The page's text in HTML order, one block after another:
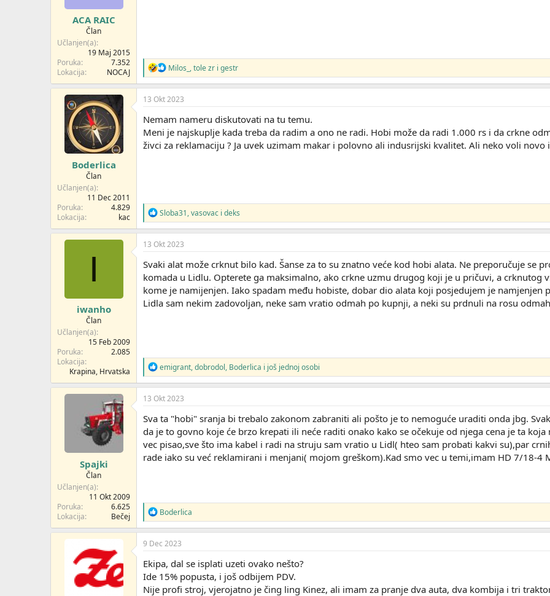
ACA RAIC
Član
Učlanjen(a)
19 Maj 2015
Poruka
7.352
Lokacija
NOCAJ
R
e
a
g
v
a
n
j
Milos_ ,tole zr i gestr
Boderlica
Član
Učlanjen(a)
11 Dec 2011
Poruka
4.829
Lokacija
kac
13 Okt 2023
Nemam nameru diskutovati na tu temu.
Meni je najskuplje kada treba da radim a ono ne radi. Hobi može da radi 1.000 rs i da crkne
živci za reklamaciju ? Ja uvek uzimam makar i polovno ali indusrijski kvalitet. Ali neko voli novo
R
e
a
g
v
a
n
j
a
:
Sloba31,vasovac i deks
I
iwanho
Član
Učlanjen(a)
15 Feb 2009
Poruka
2.085
Lokacija
Krapina, Hrvatska
13 Okt 2023
Svaki alat može crknut bilo kad. Šanse za to su znatno veće kod hobi alata. Ne preporučuje se
komada u Lidlu. Opterete ga maksimalno, ako crkne uzmu drugog koji je u pričuvi, a crknutog
kome je namijenjen. Iako spadam među hobiste, dobar dio alata koji posjedujem je namjenjen
Lidla sam nekim zadovoljan, neke sam vratio odmah po kupnji, a neki su prdnuli na rosu
R
e
a
g
v
a
n
j
a
:
emigrant,dobrodol, Boderlica i još jednoj osobi
Spajki
Član
Učlanjen(a)
11 Okt 2009
Poruka
6.625
Lokacija
Bečej
13 Okt 2023
Sva ta "hobi" sranja bi trebalo zakonom zabraniti ali pošto je to nemoguće uraditi onda jbg.
da je to govno koje će brzo krepati ili neće raditi onako kako se očekuje od njega cena je ta
vec pisao,sve što ima kabel i radi na struju sam vratio u Lidl( hteo sam probati kakvi su),par
rade iako su već reklamirani i menjani( mojom greškom).Kad smo vec u temi,imam HD 7/18-4
R
e
a
g
v
a
n
j
Boderlica
9 Dec 2023
Ekipa, dal se isplati uzeti ovako nešto?
Ide 15% popusta, i još odbijem PDV.
Nije profi stroj, vjerojatno je čing ling Kinez, ali imam za pranje dva auta, dva kombija i tri